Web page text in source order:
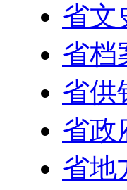
省文
省档
省供
省政
省地